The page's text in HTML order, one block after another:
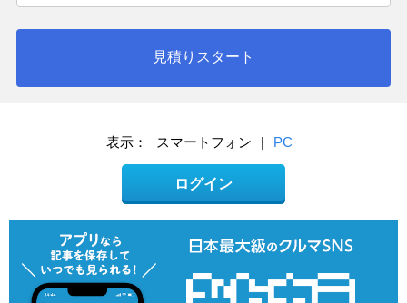
見積りスタート
表示： スマートフォン | PC
ログイン